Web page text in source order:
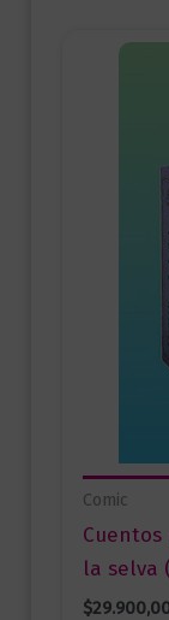
Comic
la selva
$